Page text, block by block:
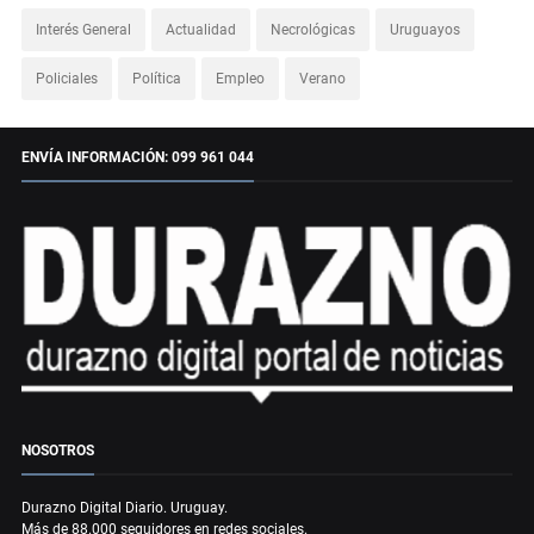
Interés General Actualidad Necrológicas Uruguayos
Policiales Política Empleo Verano
ENVÍA INFORMACIÓN: 099 961 044
NOSOTROS
Durazno Digital Diario. Uruguay.
Más de 88.000 seguidores en redes sociales.